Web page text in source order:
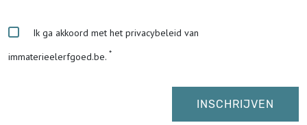
Ik ga akkoord met het privacybeleid van
immaterieelerfgoed.be.